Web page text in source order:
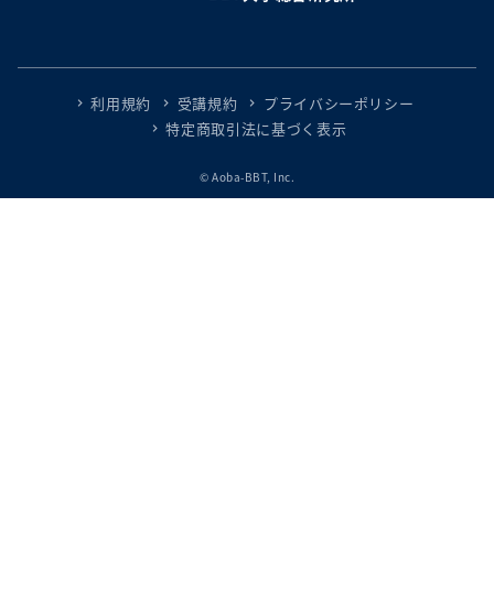
© Aoba-BBT, Inc.
利用規約 受講規約
プライバシーポリシー
特定商取引法に基づく表示